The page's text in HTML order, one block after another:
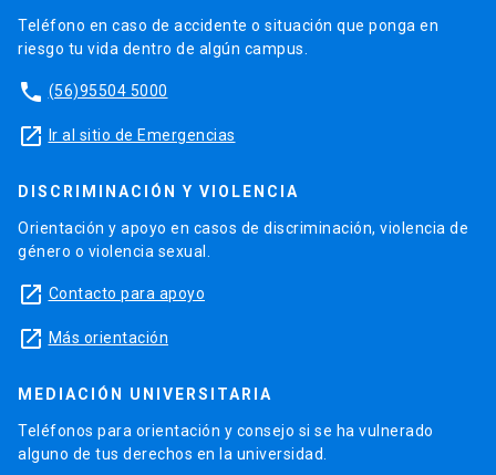
Teléfono en caso de accidente o situación que ponga en
riesgo tu vida dentro de algún campus.
phone (56)95504 5000
launch Ir al sitio de Emergencias
DISCRIMINACIÓN Y VIOLENCIA
Orientación y apoyo en casos de discriminación, violencia de
género o violencia sexual.
launch Contacto para apoyo
launch Más orientación
MEDIACIÓN UNIVERSITARIA
Teléfonos para orientación y consejo si se ha vulnerado
alguno de tus derechos en la universidad.